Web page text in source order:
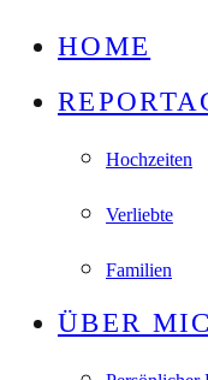
HOME
Hochzeiten
Verliebte
Familien
ÜBER